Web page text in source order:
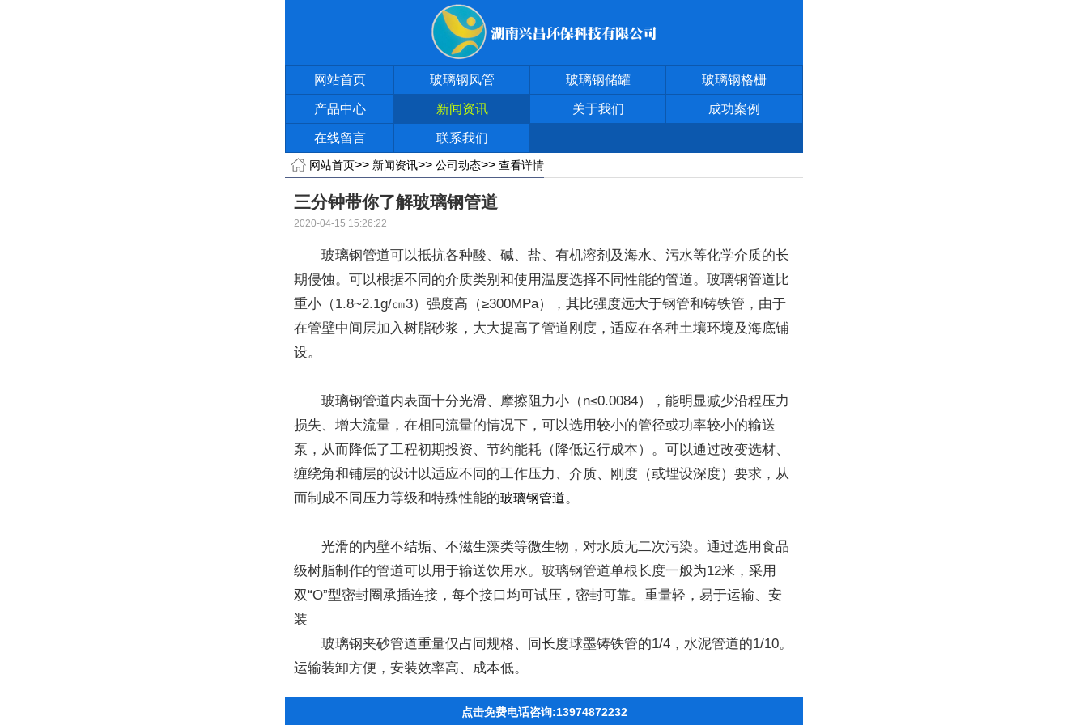
网站首页 玻璃钢风管 玻璃钢储罐 玻璃钢格栅
产品中心 新闻资讯 关于我们 成功案例
在线留言 联系我们
网站首页>> 新闻资讯>> 公司动态>> 查看详情
三分钟带你了解玻璃钢管道
2020-04-15 15:26:22
玻璃钢管道可以抵抗各种酸、碱、盐、有机溶剂及海水、污水等化学介质的长
期侵蚀。可以根据不同的介质类别和使用温度选择不同性能的管道。玻璃钢管道比
重小（1.8~2.1g/㎝3）强度高（≥300MPa），其比强度远大于钢管和铸铁管，由于
在管壁中间层加入树脂砂浆，大大提高了管道刚度，适应在各种土壤环境及海底铺
设。
玻璃钢管道内表面十分光滑、摩擦阻力小（n≤0.0084），能明显减少沿程压力
损失、增大流量，在相同流量的情况下，可以选用较小的管径或功率较小的输送
泵，从而降低了工程初期投资、节约能耗（降低运行成本）。可以通过改变选材、
缠绕角和铺层的设计以适应不同的工作压力、介质、刚度（或埋设深度）要求，从
而制成不同压力等级和特殊性能的玻璃钢管道。
光滑的内壁不结垢、不滋生藻类等微生物，对水质无二次污染。通过选用食品
级树脂制作的管道可以用于输送饮用水。玻璃钢管道单根长度一般为12米，采用
双“O”型密封圈承插连接，每个接口均可试压，密封可靠。重量轻，易于运输、安
装
玻璃钢夹砂管道重量仅占同规格、同长度球墨铸铁管的1/4，水泥管道的1/10。
运输装卸方便，安装效率高、成本低。
点击免费电话咨询:13974872232